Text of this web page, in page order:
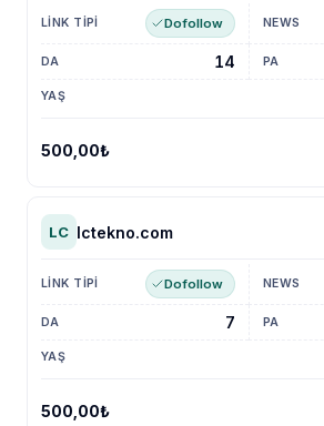
Dofollow
14
500,00₺
LC lctekno.com
Dofollow
7
500,00₺